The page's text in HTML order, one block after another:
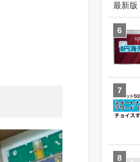
最新版